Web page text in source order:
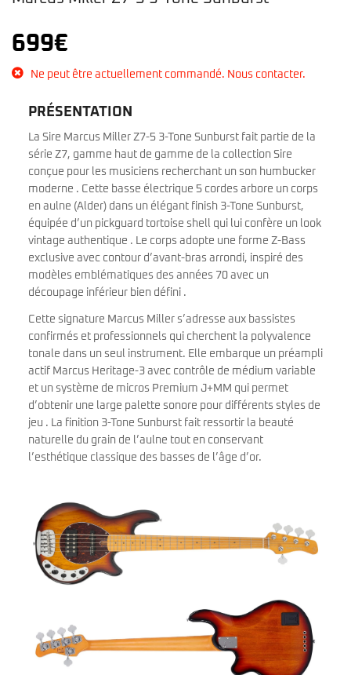
699€
Ne peut être actuellement commandé. Nous contacter.
PRÉSENTATION
La Sire Marcus Miller Z7-5 3-Tone Sunburst fait partie de la
série Z7, gamme haut de gamme de la collection Sire
conçue pour les musiciens recherchant un son humbucker
moderne . Cette basse électrique 5 cordes arbore un corps
en aulne (Alder) dans un élégant finish 3-Tone Sunburst,
équipée d’un pickguard tortoise shell qui lui confère un look
vintage authentique . Le corps adopte une forme Z-Bass
exclusive avec contour d’avant-bras arrondi, inspiré des
modèles emblématiques des années 70 avec un
découpage inférieur bien défini .
Cette signature Marcus Miller s’adresse aux bassistes
confirmés et professionnels qui cherchent la polyvalence
tonale dans un seul instrument. Elle embarque un préampli
actif Marcus Heritage-3 avec contrôle de médium variable
et un système de micros Premium J+MM qui permet
d’obtenir une large palette sonore pour différents styles de
jeu . La finition 3-Tone Sunburst fait ressortir la beauté
naturelle du grain de l’aulne tout en conservant
l’esthétique classique des basses de l’âge d’or.